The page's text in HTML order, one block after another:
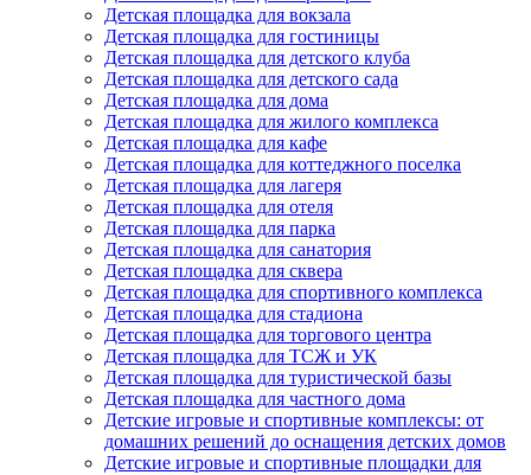
Детская площадка для вокзала
Детская площадка для гостиницы
Детская площадка для детского клуба
Детская площадка для детского сада
Детская площадка для дома
Детская площадка для жилого комплекса
Детская площадка для кафе
Детская площадка для коттеджного поселка
Детская площадка для лагеря
Детская площадка для отеля
Детская площадка для парка
Детская площадка для санатория
Детская площадка для сквера
Детская площадка для спортивного комплекса
Детская площадка для стадиона
Детская площадка для торгового центра
Детская площадка для ТСЖ и УК
Детская площадка для туристической базы
Детская площадка для частного дома
Детские игровые и спортивные комплексы: от
домашних решений до оснащения детских домов
Детские игровые и спортивные площадки для